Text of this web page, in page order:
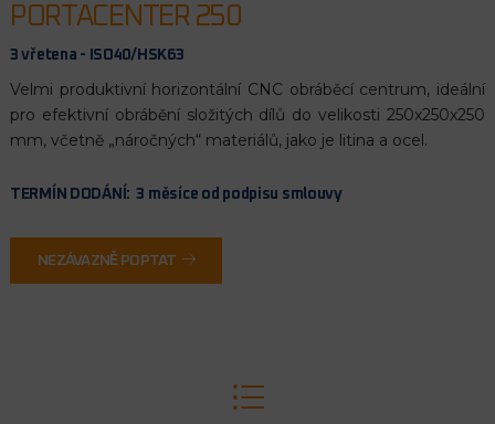
PORTACENTER 250
3 vřetena - ISO40/HSK63
Velmi produktivní horizontální CNC obráběcí centrum, ideální
pro efektivní obrábění složitých dílů do velikosti 250x250x250
mm, včetně „náročných“ materiálů, jako je litina a ocel.
TERMÍN DODÁNÍ: 3 měsíce od podpisu smlouvy
NEZÁVAZNĚ POPTAT